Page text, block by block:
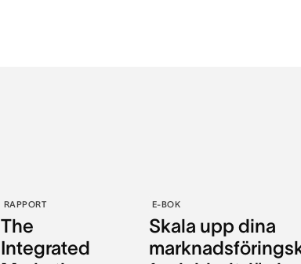
RAPPORT
The
Integrated
E-BOK
Skala upp dina